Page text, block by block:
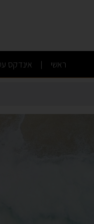
הרחקת
ראשי | אינדקס